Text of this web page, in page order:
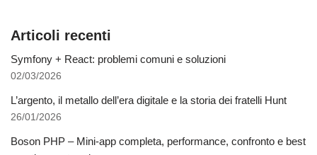
Articoli recenti
Symfony + React: problemi comuni e soluzioni
02/03/2026
L’argento, il metallo dell’era digitale e la storia dei fratelli Hunt
26/01/2026
Boson PHP – Mini-app completa, performance, confronto e best